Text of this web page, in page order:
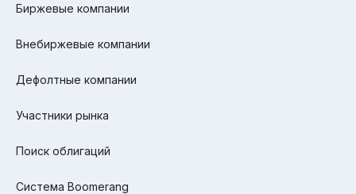
Биржевые компании
Внебиржевые компании
Дефолтные компании
Участники рынка
Поиск облигаций
Система Boomerang